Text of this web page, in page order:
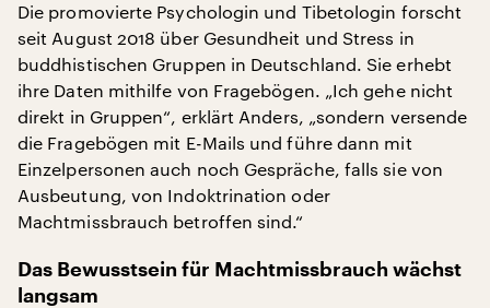
Die promovierte Psychologin und Tibetologin forscht
seit August 2018 über Gesundheit und Stress in
buddhistischen Gruppen in Deutschland. Sie erhebt
ihre Daten mithilfe von Fragebögen. „Ich gehe nicht
direkt in Gruppen“, erklärt Anders, „sondern versende
die Fragebögen mit E-Mails und führe dann mit
Einzelpersonen auch noch Gespräche, falls sie von
Ausbeutung, von Indoktrination oder
Machtmissbrauch betroffen sind.“
Das Bewusstsein für Machtmissbrauch wächst
langsam